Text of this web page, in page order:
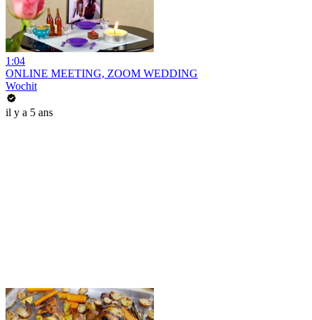
1:04
ONLINE MEETING, ZOOM WEDDING
Wochit
il y a 5 ans